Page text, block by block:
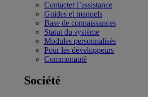
Contacter l’assistance
Guides et manuels
Base de connaissances
Statut du système
Modules personnalisés
Pour les développeurs
Communauté
Société